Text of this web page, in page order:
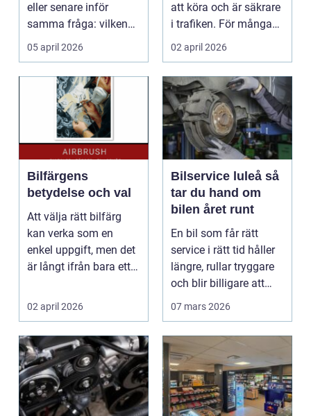
eller senare inför
samma fråga: vilken
verkstad tar bäst hand
om...
05 april 2026
att köra och är säkrare
i trafiken. För många
som cy...
02 april 2026
Bilfärgens
betydelse och val
Att välja rätt bilfärg
kan verka som en
enkel uppgift, men det
är långt ifrån bara ett
02 april 2026
Bilservice luleå så
tar du hand om
bilen året runt
En bil som får rätt
service i rätt tid håller
längre, rullar tryggare
och blir billigare att
äga. I ...
07 mars 2026